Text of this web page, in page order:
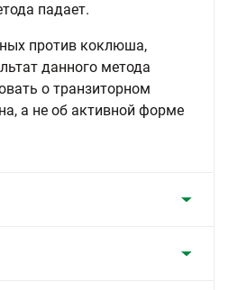
падает.
против коклюша,
данного метода
о транзиторном
а не об активной форме